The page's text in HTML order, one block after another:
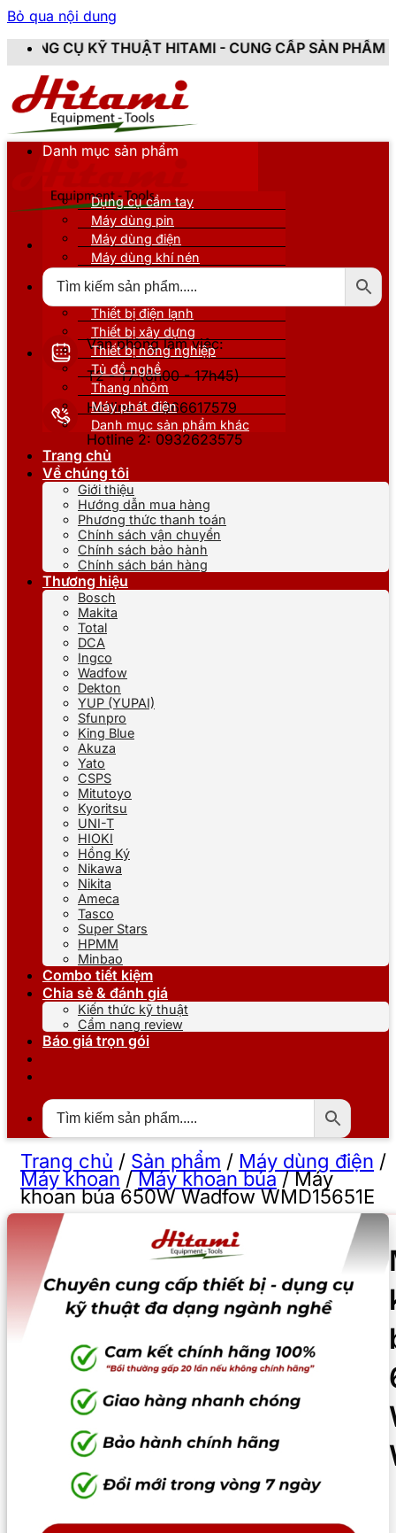
Bỏ qua nội dung
HITAMI - CUNG CẤP SẢN PHẨM CHÍNH HÃNG,
Văn phòng làm việc:
T2 - T7 (8h00 - 17h45)
Hotline 1: 0866617579
Hotline 2: 0932623575
Danh mục sản phẩm
Dụng cụ cầm tay
Máy dùng pin
Máy dùng điện
Máy dùng khí nén
Thiết bị nâng đỡ
Thiết bị điện lạnh
Thiết bị xây dựng
Thiết bị nông nghiệp
Tủ đồ nghề
Thang nhôm
Máy phát điện
Danh mục sản phẩm khác
Trang chủ
Về chúng tôi
Giới thiệu
Hướng dẫn mua hàng
Phương thức thanh toán
Chính sách vận chuyển
Chính sách bảo hành
Chính sách bán hàng
Thương hiệu
Bosch
Makita
Total
DCA
Ingco
Wadfow
Dekton
YUP (YUPAI)
Sfunpro
King Blue
Akuza
Yato
CSPS
Mitutoyo
Kyoritsu
UNI-T
HIOKI
Hồng Ký
Nikawa
Nikita
Ameca
Tasco
Super Stars
HPMM
Minbao
Combo tiết kiệm
Chia sẻ & đánh giá
Kiến thức kỹ thuật
Cẩm nang review
Báo giá trọn gói
Trang chủ / Sản phẩm / Máy dùng điện /
Máy khoan/Máy khoan búa/Máy
khoan búa 650W Wadfow WMD15651E